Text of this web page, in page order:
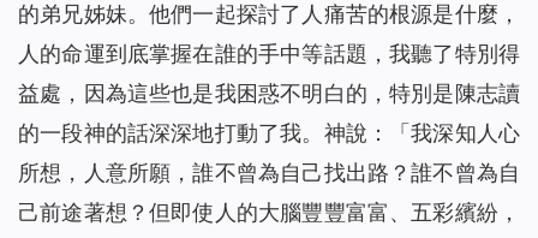
的弟兄姊妹。他們一起探討了人痛苦的根源是什麼，
人的命運到底掌握在誰的手中等話題，我聽了特別得
益處，因為這些也是我困惑不明白的，特別是陳志讀
的一段神的話深深地打動了我。神說：「我深知人心
所想，人意所願，誰不曾為自己找出路？誰不曾為自
己前途著想？但即使人的大腦豐豐富富、五彩繽紛，